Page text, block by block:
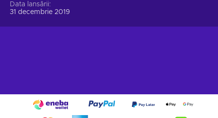
Data lansării
31 decembrie 2019